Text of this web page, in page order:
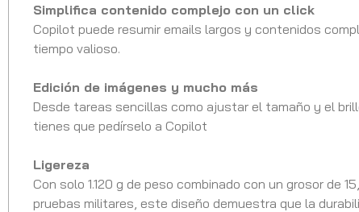
Simplifica contenido complejo con un click
Copilot puede resumir emails largos y contenidos
tiempo valioso.
Edición de imágenes y mucho más
Desde tareas sencillas como ajustar el tamaño y el
tienes que pedírselo a Copilot
Ligereza
Con solo 1.120 g de peso combinado con un grosor de
pruebas militares, este diseño demuestra que la